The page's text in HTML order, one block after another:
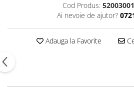
Cod Produs:
Ai nevoie de ajutor?
Adauga la Favorite